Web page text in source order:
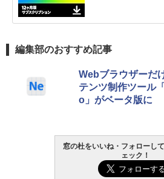
編集部のおすすめ記事
Webブラウザーだ
テンツ制作ツール
o」がベータ版に
窓の杜をいいね・フォローし
ェック！